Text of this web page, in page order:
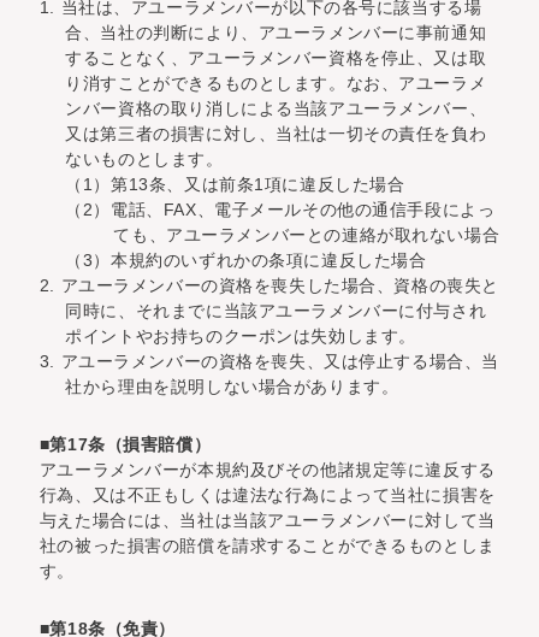
1. 当社は、アユーラメンバーが以下の各号に該当する場
合、当社の判断により、アユーラメンバーに事前通知
することなく、アユーラメンバー資格を停止、又は取
り消すことができるものとします。なお、アユーラメ
ンバー資格の取り消しによる当該アユーラメンバー、
又は第三者の損害に対し、当社は一切その責任を負わ
ないものとします。
（1）第13条、又は前条1項に違反した場合
（2）電話、FAX、電子メールその他の通信手段によっ
ても、アユーラメンバーとの連絡が取れない場合
（3）本規約のいずれかの条項に違反した場合
2. アユーラメンバーの資格を喪失した場合、資格の喪失と
同時に、それまでに当該アユーラメンバーに付与され
ポイントやお持ちのクーポンは失効します。
3. アユーラメンバーの資格を喪失、又は停止する場合、当
社から理由を説明しない場合があります。
■第17条（損害賠償）
アユーラメンバーが本規約及びその他諸規定等に違反する
行為、又は不正もしくは違法な行為によって当社に損害を
与えた場合には、当社は当該アユーラメンバーに対して当
社の被った損害の賠償を請求することができるものとしま
す。
■第18条（免責）